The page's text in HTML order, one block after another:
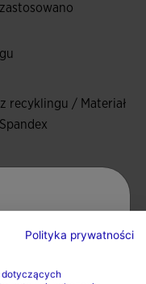
wilgoci.
recyklingu / Materiał
stopniach
język
Polityka prywatności
dotyczących